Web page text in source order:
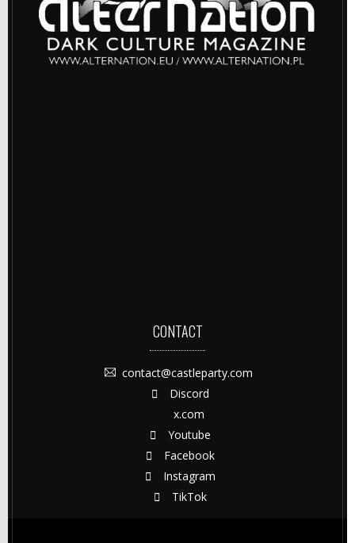
CONTACT
contact@castleparty.com
Discord
x.com
Youtube
Facebook
Instagram
TikTok